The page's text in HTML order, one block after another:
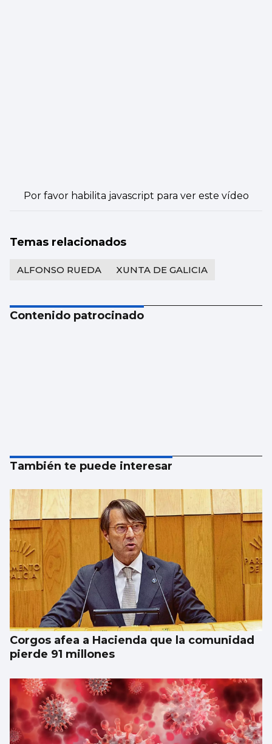
Por favor habilita javascript para ver este vídeo
Temas relacionados
ALFONSO RUEDA XUNTA DE GALICIA
Contenido patrocinado
También te puede interesar
Corgos afea a Hacienda que la comunidad
pierde 91 millones